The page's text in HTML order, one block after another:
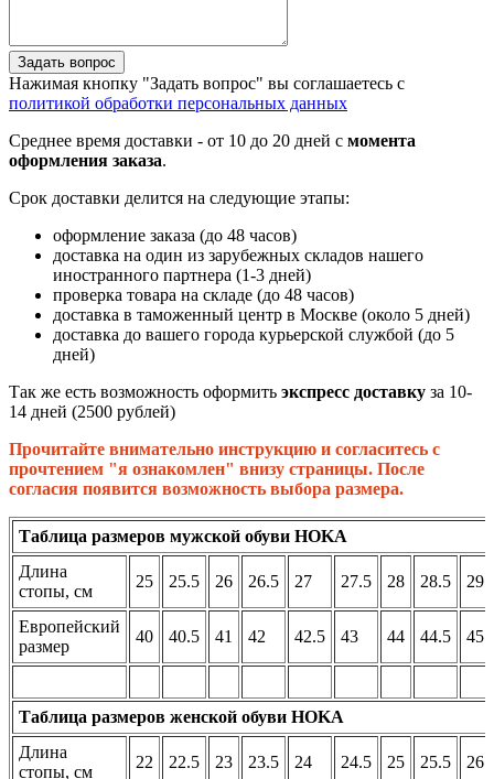
Задать вопрос
Нажимая кнопку "Задать вопрос" вы соглашаетесь с
политикой обработки персональных данных
Среднее время доставки - от 10 до 20 дней с момента
оформления заказа.
Срок доставки делится на следующие этапы:
оформление заказа (до 48 часов)
доставка на один из зарубежных складов нашего
иностранного партнера (1-3 дней)
проверка товара на складе (до 48 часов)
доставка в таможенный центр в Москве (около 5 дней)
доставка до вашего города курьерской службой (до 5
дней)
Так же есть возможность оформить экспресс доставку за 10-
14 дней (2500 рублей)
Прочитайте внимательно инструкцию и согласитесь с
прочтением "я ознакомлен" внизу страницы. После
согласия появится возможность выбора размера.
Таблица размеров мужской обуви HOKA
Длина
стопы, см
25 25.5 26 26.5 27 27.5 28 28.5 29
Европейский
размер
40 40.5 41 42 42.5 43 44 44.5 45
Таблица размеров женской обуви HOKA
Длина
стопы, см
22 22.5 23 23.5 24 24.5 25 25.5 26